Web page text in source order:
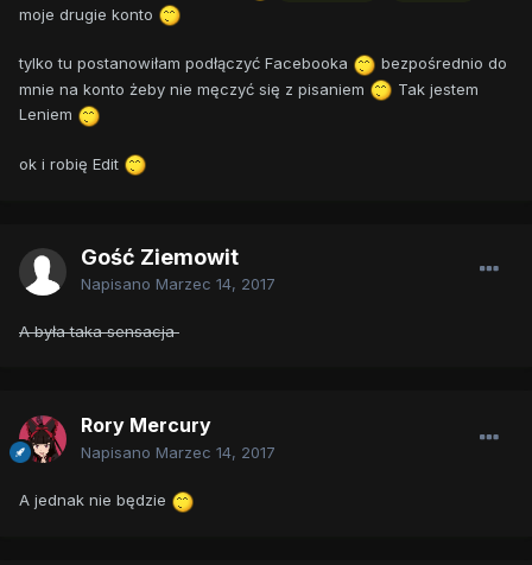
moje drugie konto
tylko tu postanowiłam podłączyć Facebooka
bezpośrednio do
mnie na konto żeby nie męczyć się z pisaniem
Tak jestem
Leniem
ok i robię Edit
Gość Ziemowit
Napisano Marzec 14, 2017
A była taka sensacja
Rory Mercury
Napisano Marzec 14, 2017
A jednak nie będzie